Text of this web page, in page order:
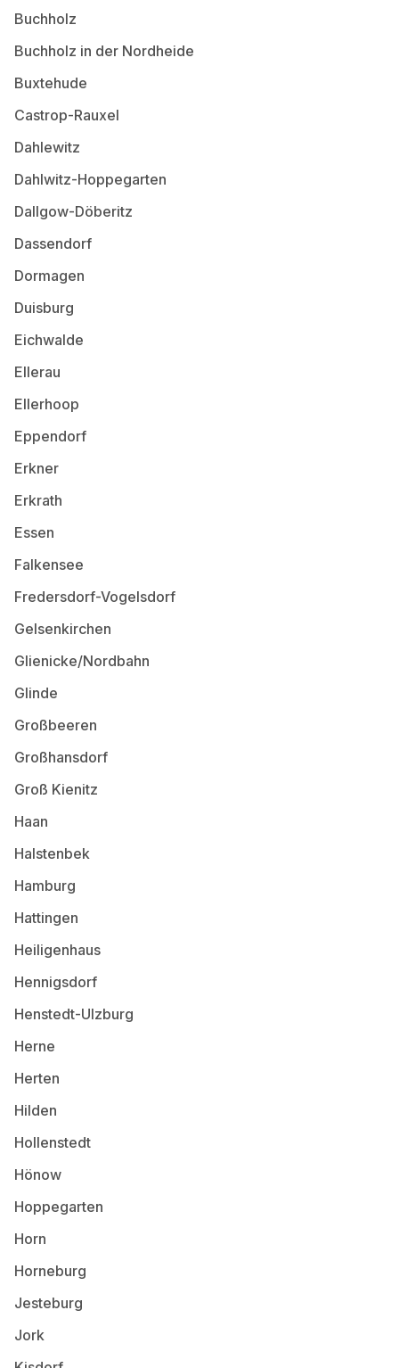
Buchholz
Buchholz in der Nordheide
Buxtehude
Castrop-Rauxel
Dahlewitz
Dahlwitz-Hoppegarten
Dallgow-Döberitz
Dassendorf
Dormagen
Duisburg
Eichwalde
Ellerau
Ellerhoop
Eppendorf
Erkner
Erkrath
Essen
Falkensee
Fredersdorf-Vogelsdorf
Gelsenkirchen
Glienicke/Nordbahn
Glinde
Großbeeren
Großhansdorf
Groß Kienitz
Haan
Halstenbek
Hamburg
Hattingen
Heiligenhaus
Hennigsdorf
Henstedt-Ulzburg
Herne
Herten
Hilden
Hollenstedt
Hönow
Hoppegarten
Horn
Horneburg
Jesteburg
Jork